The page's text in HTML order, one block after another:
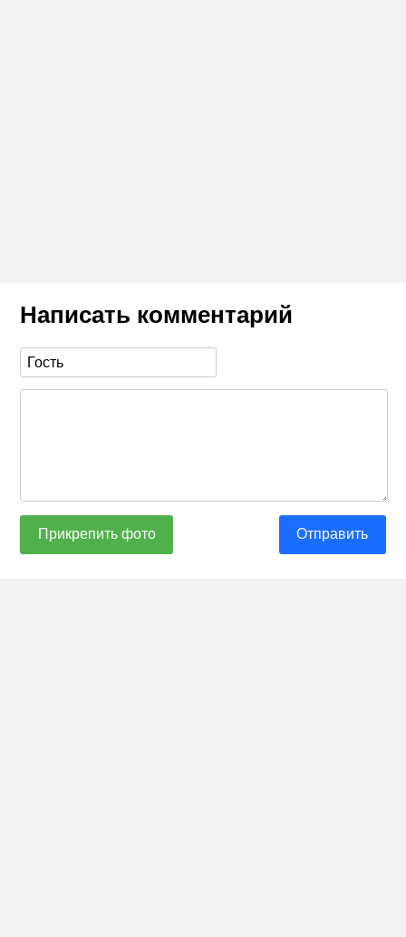
Написать комментарий
Прикрепить фото Отправить